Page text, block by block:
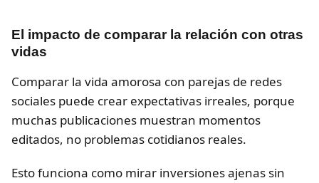
El impacto de comparar la relación con otras
vidas
Comparar la vida amorosa con parejas de redes
sociales puede crear expectativas irreales, porque
muchas publicaciones muestran momentos
editados, no problemas cotidianos reales.
Esto funciona como mirar inversiones ajenas sin